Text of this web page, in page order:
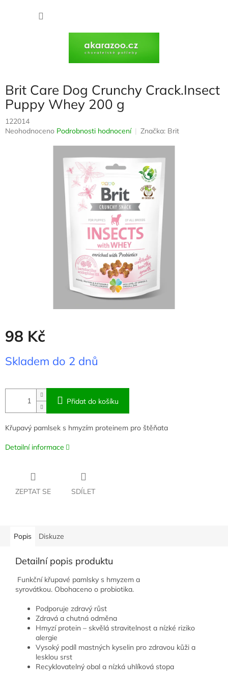
Brit Care Dog Crunchy Crack.Insect
Puppy Whey 200 g
122014
Průměrné
Neohodnoceno Podrobnosti hodnocení Značka: Brit
98 Kč
cena:
Skladem do 2 dnů
Přidat do košíku
Křupavý pamlsek s hmyzím proteinem pro štěňata
Detailní informace
ZEPTAT SE SDÍLET
Popis Diskuze
Detailní popis produktu
Funkční křupavé pamlsky s hmyzem a
syrovátkou. Obohaceno o probiotika.
Podporuje zdravý růst
Zdravá a chutná odměna
Hmyzí protein – skvělá stravitelnost a nízké riziko
alergie
Vysoký podíl mastných kyselin pro zdravou kůži a
lesklou srst
Recyklovatelný obal a nízká uhlíková stopa